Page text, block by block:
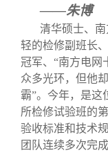
——朱博
清华硕士、
轻的检修副班长
冠军、“南方电
众多光环，但他
霸”。今年，是这
所检修试验班的
验收标准和技术
团队连续多次完